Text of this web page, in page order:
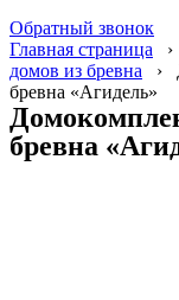
Обратный звонок
Главная страница ›
домов из бревна ›
бревна «Агидель»
бревна